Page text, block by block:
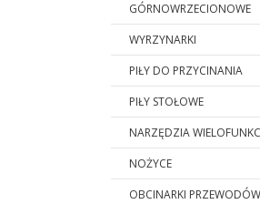
GÓRNOWRZECIONOWE
WYRZYNARKI
PIŁY DO PRZYCINANIA
PIŁY STOŁOWE
NARZĘDZIA
NOŻYCE
OBCINARKI